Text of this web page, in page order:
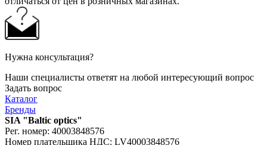
Нужна консультация?
Наши специалисты ответят на любой интересующий вопрос
Задать вопрос
Каталог
Бренды
SIA "Baltic optics"
Рег. номер: 40003848576
Номер плательщика НДС: LV40003848576